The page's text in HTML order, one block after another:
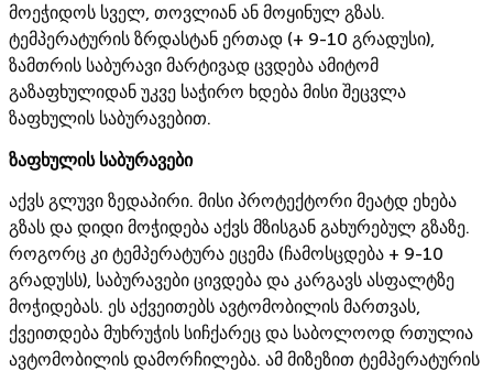
მოეჭიდოს სველ, თოვლიან ან მოყინულ გზას.
ტემპერატურის ზრდასტან ერთად (+ 9-10 გრადუსი),
ზამთრის საბურავი მარტივად ცვდება ამიტომ
გაზაფხულიდან უკვე საჭირო ხდება მისი შეცვლა
ზაფხულის საბურავებით.
ზაფხულის საბურავები
აქვს გლუვი ზედაპირი. მისი პროტექტორი მეატდ ეხება
გზას და დიდი მოჭიდება აქვს მზისგან გახურებულ გზაზე.
როგორც კი ტემპერატურა ეცემა (ჩამოსცდება + 9-10
გრადუსს), საბურავები ცივდება და კარგავს ასფალტზე
მოჭიდებას. ეს აქვეითებს ავტომობილის მართვას,
ქვეითდება მუხრუჭის სიჩქარეც და საბოლოოდ რთულია
ავტომობილის დამორჩილება. ამ მიზეზით ტემპერატურის